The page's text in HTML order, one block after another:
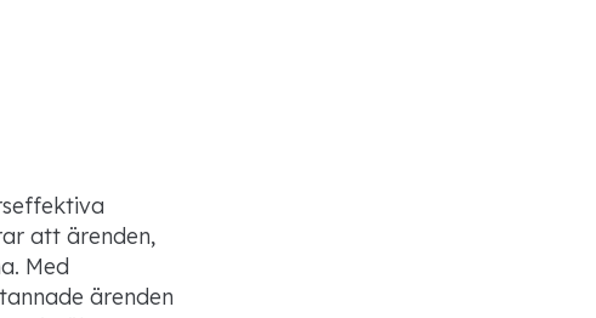
att ärenden,
Med
ärenden